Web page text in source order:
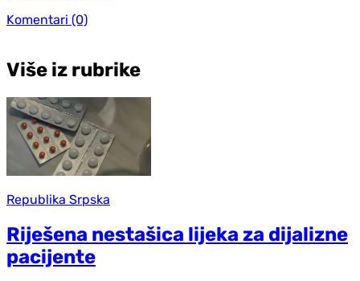
Komentari (0)
Više iz rubrike
Republika Srpska
Riješena nestašica lijeka za dijalizne
pacijente